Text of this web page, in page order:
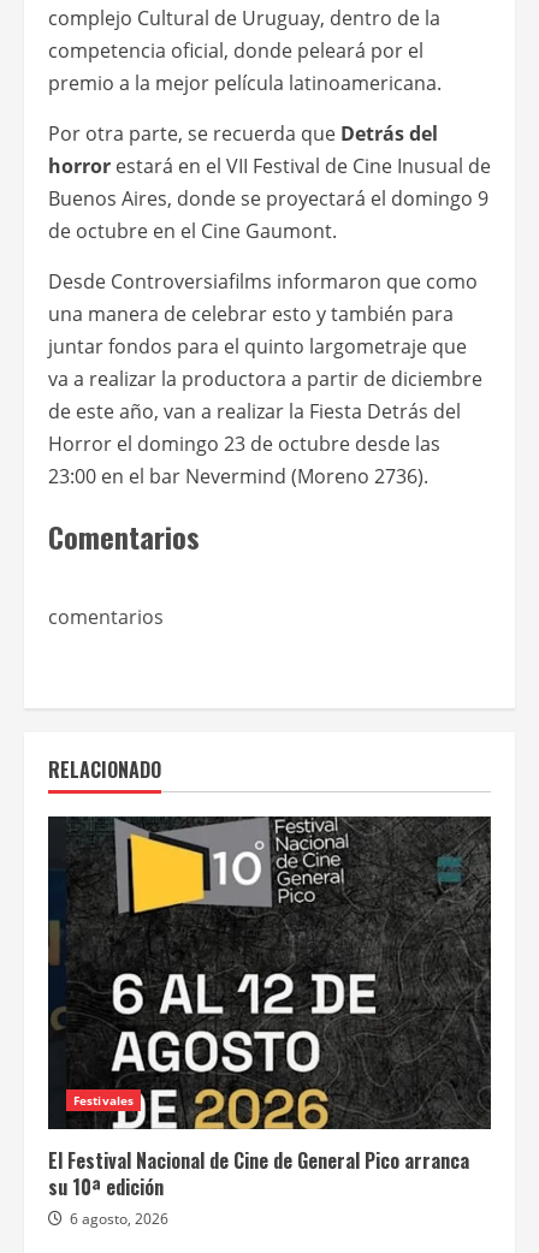
complejo Cultural de Uruguay, dentro de la
competencia oficial, donde peleará por el
premio a la mejor película latinoamericana.
Por otra parte, se recuerda que Detrás del
horror estará en el VII Festival de Cine Inusual de
Buenos Aires, donde se proyectará el domingo 9
de octubre en el Cine Gaumont.
Desde Controversiafilms informaron que como
una manera de celebrar esto y también para
juntar fondos para el quinto largometraje que
va a realizar la productora a partir de diciembre
de este año, van a realizar la Fiesta Detrás del
Horror el domingo 23 de octubre desde las
23:00 en el bar Nevermind (Moreno 2736).
Comentarios
comentarios
RELACIONADO
Festivales
El Festival Nacional de Cine de General Pico arranca
su 10ª edición
6 agosto, 2026